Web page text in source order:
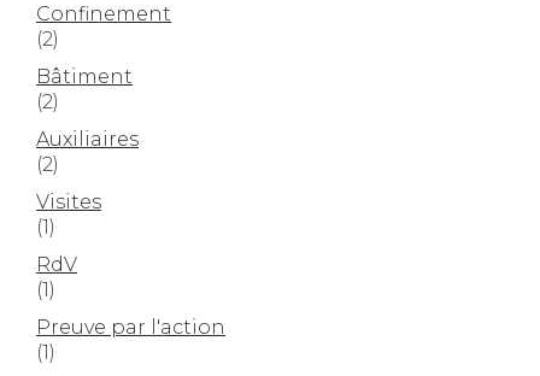
Confinement
(2)
Bâtiment
(2)
Auxiliaires
(2)
Visites
(1)
RdV
(1)
Preuve par l'action
(1)